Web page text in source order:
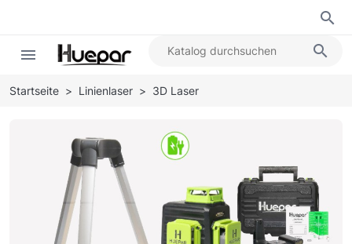
search
menu
search
Startseite Linienlaser 3D Laser